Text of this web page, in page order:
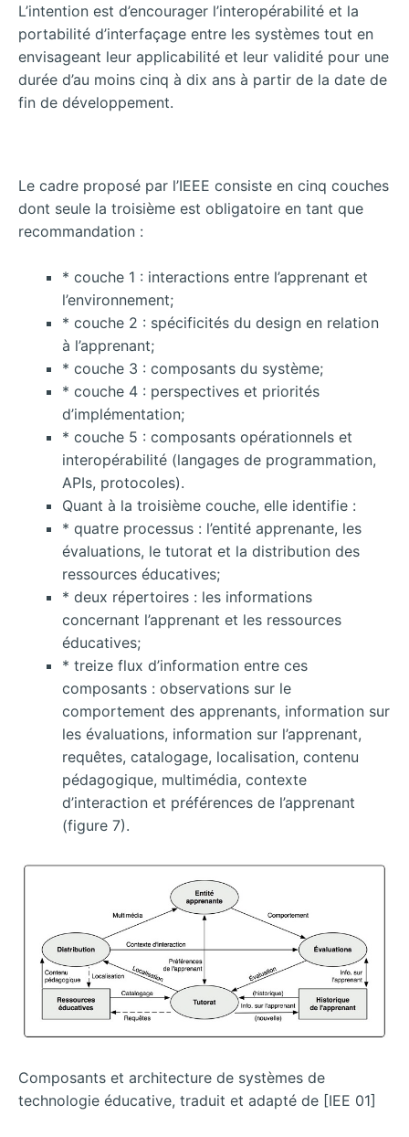
L’intention est d’encourager l’interopérabilité et la
portabilité d’interfaçage entre les systèmes tout en
envisageant leur applicabilité et leur validité pour une
durée d’au moins cinq à dix ans à partir de la date de
fin de développement.
Le cadre proposé par l’IEEE consiste en cinq couches
dont seule la troisième est obligatoire en tant que
recommandation :
* couche 1 : interactions entre l’apprenant et
l’environnement;
* couche 2 : spécificités du design en relation
à l’apprenant;
* couche 3 : composants du système;
* couche 4 : perspectives et priorités
d’implémentation;
* couche 5 : composants opérationnels et
interopérabilité (langages de programmation,
APIs, protocoles).
Quant à la troisième couche, elle identifie :
* quatre processus : l’entité apprenante, les
évaluations, le tutorat et la distribution des
ressources éducatives;
* deux répertoires : les informations
concernant l’apprenant et les ressources
éducatives;
* treize flux d’information entre ces
composants : observations sur le
comportement des apprenants, information sur
les évaluations, information sur l’apprenant,
requêtes, catalogage, localisation, contenu
pédagogique, multimédia, contexte
d’interaction et préférences de l’apprenant
(figure 7).
Composants et architecture de systèmes de
technologie éducative, traduit et adapté de [IEE 01]